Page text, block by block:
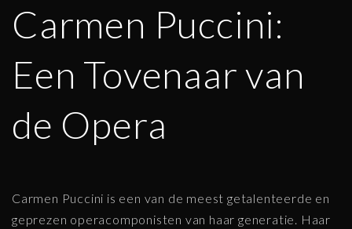
Carmen Puccini:
Een Tovenaar van
de Opera
Carmen Puccini is een van de meest getalenteerde en
geprezen operacomponisten van haar generatie. Haar